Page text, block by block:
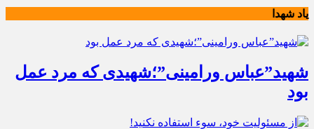
یاد شهدا
شهید”عباس ورامینی”؛شهیدی که مرد عمل
بود